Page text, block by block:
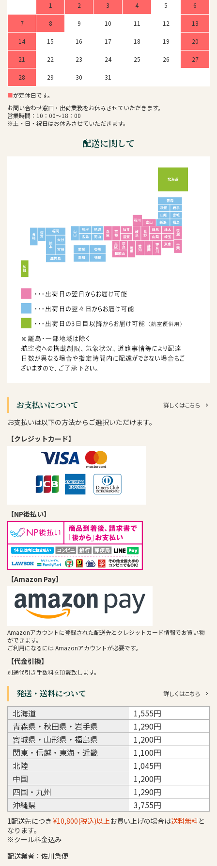
1 2 3 4 5 6
7 8 9 10 11 12 13
14 15 16 17 18 19 20
21 22 23 24 25 26 27
28 29 30 31
■が定休日です。
お問い合わせ窓口・出荷業務をお休みさせていただきます。
営業時間：10：00～18：00
※土・日・祝日はお休みさせていただきます。
配送に関して
お支払いについて 詳しくはこちら
お支払いは以下の方法からご選択いただけます。
【クレジットカード】
【NP後払い】
【Amazon Pay】
Amazonアカウントに登録された配送先とクレジットカード情報でお買い物
ができます。
ご利用になるには Amazonアカウントが必要です。
【代金引換】
別途代引き手数料を頂戴致します。
発送・送料について 詳しくはこちら
北海道
1,555円
青森県・秋田県・岩手県
1,290円
宮城県・山形県・福島県
1,200円
関東・信越・東海・近畿
1,100円
北陸
1,045円
中国
1,200円
四国・九州
1,290円
沖縄県
3,755円
1配送先につき ¥10,800(税込)以上お買い上げの場合は送料無料と
なります。
※クール料金込み
配送業者：佐川急便